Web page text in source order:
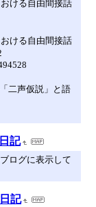
ける自由間接話
ける自由間接話
二声仮説」と語
記
ログに表示して
記